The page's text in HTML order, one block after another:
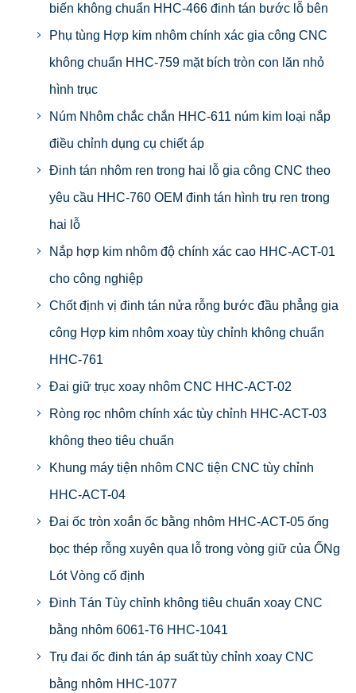
biến không chuẩn HHC-466 đinh tán bước lỗ bên
Phụ tùng Hợp kim nhôm chính xác gia công CNC
không chuẩn HHC-759 mặt bích tròn con lăn nhỏ
hình trục
Núm Nhôm chắc chắn HHC-611 núm kim loại nắp
điều chỉnh dụng cụ chiết áp
Đinh tán nhôm ren trong hai lỗ gia công CNC theo
yêu cầu HHC-760 OEM đinh tán hình trụ ren trong
hai lỗ
Nắp hợp kim nhôm độ chính xác cao HHC-ACT-01
cho công nghiệp
Chốt định vị đinh tán nửa rỗng bước đầu phẳng gia
công Hợp kim nhôm xoay tùy chỉnh không chuẩn
HHC-761
Đai giữ trục xoay nhôm CNC HHC-ACT-02
Ròng rọc nhôm chính xác tùy chỉnh HHC-ACT-03
không theo tiêu chuẩn
Khung máy tiện nhôm CNC tiện CNC tùy chỉnh
HHC-ACT-04
Đai ốc tròn xoắn ốc bằng nhôm HHC-ACT-05 ống
bọc thép rỗng xuyên qua lỗ trong vòng giữ của ỐNg
Lót Vòng cố định
Đinh Tán Tùy chỉnh không tiêu chuẩn xoay CNC
bằng nhôm 6061-T6 HHC-1041
Trụ đai ốc đinh tán áp suất tùy chỉnh xoay CNC
bằng nhôm HHC-1077